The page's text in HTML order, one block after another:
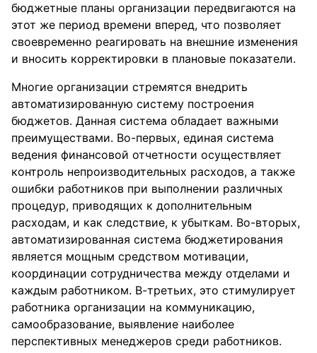
бюджетные планы организации передвигаются на
этот же период времени вперед, что позволяет
своевременно реагировать на внешние изменения
и вносить корректировки в плановые показатели.
Многие организации стремятся внедрить
автоматизированную систему построения
бюджетов. Данная система обладает важными
преимуществами. Во-первых, единая система
ведения финансовой отчетности осуществляет
контроль непроизводительных расходов, а также
ошибки работников при выполнении различных
процедур, приводящих к дополнительным
расходам, и как следствие, к убыткам. Во-вторых,
автоматизированная система бюджетирования
является мощным средством мотивации,
координации сотрудничества между отделами и
каждым работником. В-третьих, это стимулирует
работника организации на коммуникацию,
самообразование, выявление наиболее
перспективных менеджеров среди работников.